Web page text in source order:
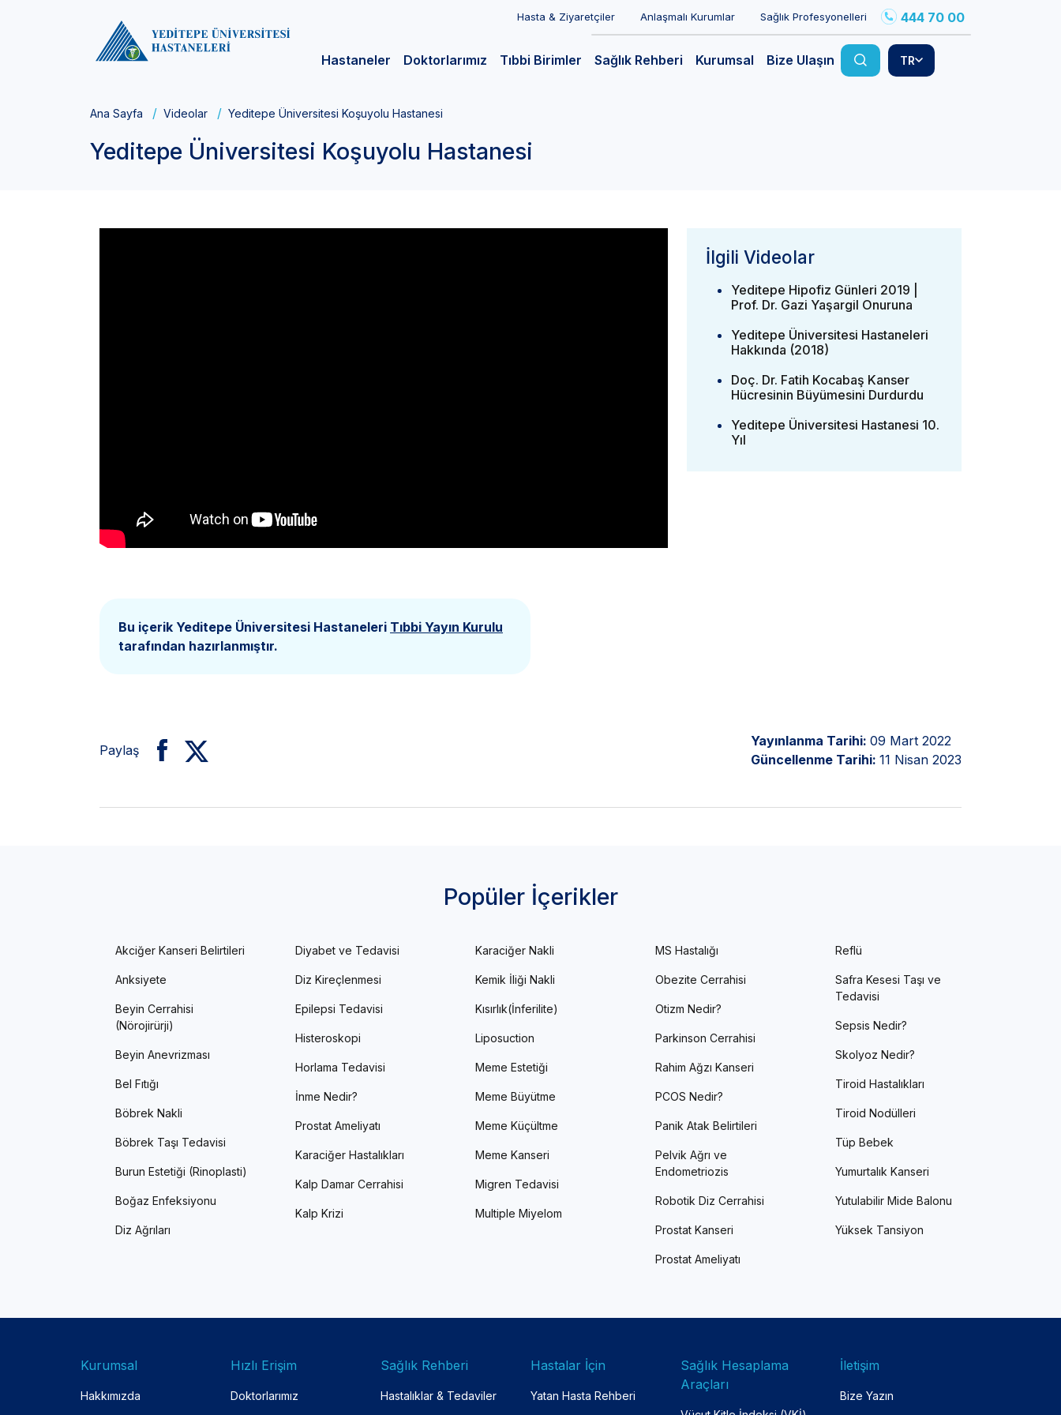
Hasta & Ziyaretçiler Anlaşmalı Kurumlar Sağlık Profesyonelleri 444 70 00
Hastaneler Doktorlarımız Tıbbi Birimler Sağlık Rehberi Kurumsal Bize Ulaşın TR
Ana Sayfa Videolar Yeditepe Üniversitesi Koşuyolu Hastanesi
Yeditepe Üniversitesi Koşuyolu Hastanesi
İlgili Videolar
Yeditepe Hipofiz Günleri 2019 |
Prof. Dr. Gazi Yaşargil Onuruna
Yeditepe Üniversitesi Hastaneleri
Hakkında (2018)
Doç. Dr. Fatih Kocabaş Kanser
Hücresinin Büyümesini Durdurdu
Yeditepe Üniversitesi Hastanesi 10.
Yıl
Bu içerik Yeditepe Üniversitesi Hastaneleri Tıbbi Yayın Kurulu
tarafından hazırlanmıştır.
Paylaş
Yayınlanma Tarihi: 09 Mart 2022
Güncellenme Tarihi: 11 Nisan 2023
Popüler İçerikler
Akciğer Kanseri Belirtileri
Anksiyete
Beyin Cerrahisi
(Nörojirürji)
Beyin Anevrizması
Bel Fıtığı
Böbrek Nakli
Böbrek Taşı Tedavisi
Burun Estetiği (Rinoplasti)
Boğaz Enfeksiyonu
Diz Ağrıları
Diyabet ve Tedavisi
Diz Kireçlenmesi
Epilepsi Tedavisi
Histeroskopi
Horlama Tedavisi
İnme Nedir?
Prostat Ameliyatı
Karaciğer Hastalıkları
Kalp Damar Cerrahisi
Kalp Krizi
Karaciğer Nakli
Kemik İliği Nakli
Kısırlık(İnferilite)
Liposuction
Meme Estetiği
Meme Büyütme
Meme Küçültme
Meme Kanseri
Migren Tedavisi
Multiple Miyelom
MS Hastalığı
Obezite Cerrahisi
Otizm Nedir?
Parkinson Cerrahisi
Rahim Ağzı Kanseri
PCOS Nedir?
Panik Atak Belirtileri
Pelvik Ağrı ve
Endometriozis
Robotik Diz Cerrahisi
Prostat Kanseri
Prostat Ameliyatı
Reflü
Safra Kesesi Taşı ve
Tedavisi
Sepsis Nedir?
Skolyoz Nedir?
Tiroid Hastalıkları
Tiroid Nodülleri
Tüp Bebek
Yumurtalık Kanseri
Yutulabilir Mide Balonu
Yüksek Tansiyon
Kurumsal
Hakkımızda
Hızlı Erişim
Doktorlarımız
Sağlık Rehberi
Hastalıklar & Tedaviler
Hastalar İçin
Yatan Hasta Rehberi
Sağlık Hesaplama
Araçları
İletişim
Bize Yazın